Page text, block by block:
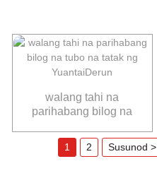
walang tahi na
parihabang bilog na
YuantaiDerun
1 2 Susunod >